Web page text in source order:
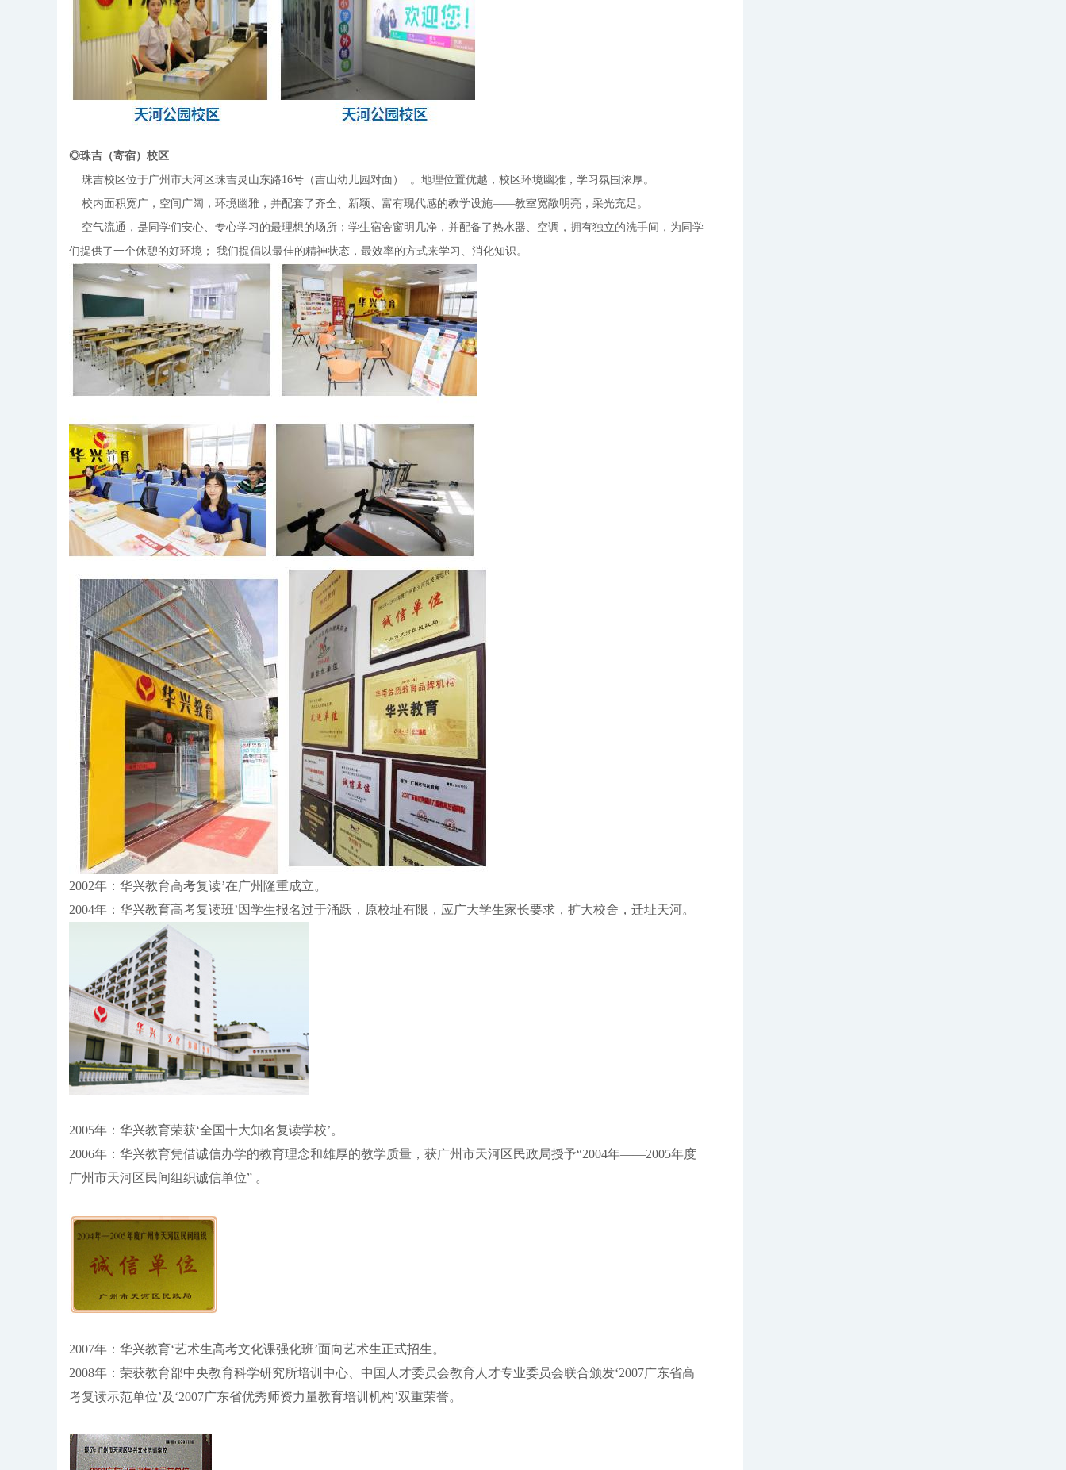
◎珠吉（寄宿）校区
珠吉校区位于广州市天河区珠吉灵山东路16号（吉山幼儿园对面） 。地理位置优越，校区环境幽雅，学习氛围浓厚。
校内面积宽广，空间广阔，环境幽雅，并配套了齐全、新颖、富有现代感的教学设施——教室宽敞明亮，采光充足。
空气流通，是同学们安心、专心学习的最理想的场所；学生宿舍窗明几净，并配备了热水器、空调，拥有独立的洗手间，为同学
们提供了一个休憩的好环境； 我们提倡以最佳的精神状态，最效率的方式来学习、消化知识。
2002年：华兴教育高考复读’在广州隆重成立。
2004年：华兴教育高考复读班’因学生报名过于涌跃，原校址有限，应广大学生家长要求，扩大校舍，迁址天河。
2005年：华兴教育荣获‘全国十大知名复读学校’。
2006年：华兴教育凭借诚信办学的教育理念和雄厚的教学质量，获广州市天河区民政局授予“2004年——2005年度
广州市天河区民间组织诚信单位” 。
2007年：华兴教育‘艺术生高考文化课强化班’面向艺术生正式招生。
2008年：荣获教育部中央教育科学研究所培训中心、中国人才委员会教育人才专业委员会联合颁发‘2007广东省高
考复读示范单位’及‘2007广东省优秀师资力量教育培训机构’双重荣誉。